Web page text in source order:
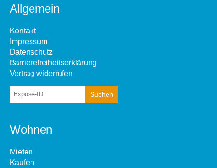
Allgemein
Kontakt
Impressum
Datenschutz
Barrierefreiheitserklärung
Vertrag widerrufen
Wohnen
Mieten
Kaufen